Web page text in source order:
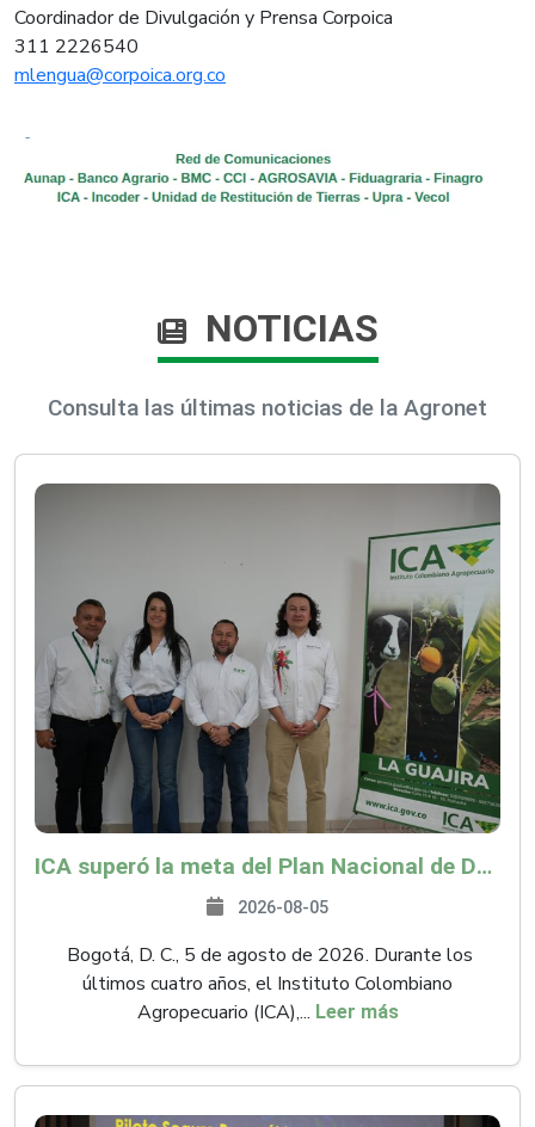
Coordinador de Divulgación y Prensa Corpoica
311 2226540
mlengua@corpoica.org.co
NOTICIAS
Consulta las últimas noticias de la Agronet
ICA superó la meta del Plan Nacional de Desarrollo y abrió 61 mercados internacionales
2026-08-05
Bogotá, D. C., 5 de agosto de 2026. Durante los
últimos cuatro años, el Instituto Colombiano
Agropecuario (ICA),... Leer más